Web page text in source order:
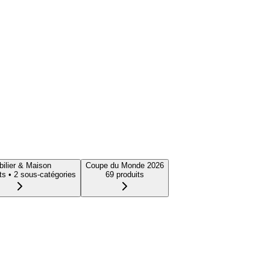
& Maison
s • 2 sous-catégories
Coupe du Monde 2026
69 produits